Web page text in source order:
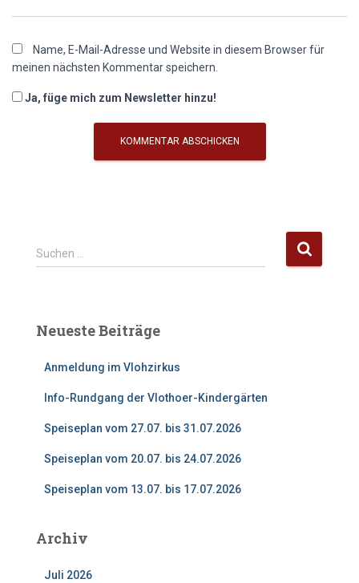
Name, E-Mail-Adresse und Website in diesem Browser für
meinen nächsten Kommentar speichern.
Ja, füge mich zum Newsletter hinzu!
S
u
n
Suchen …
Neueste Beiträge
Anmeldung im Vlohzirkus
Info-Rundgang der Vlothoer-Kindergärten
Speiseplan vom 27.07. bis 31.07.2026
Speiseplan vom 20.07. bis 24.07.2026
Speiseplan vom 13.07. bis 17.07.2026
Archiv
Juli 2026